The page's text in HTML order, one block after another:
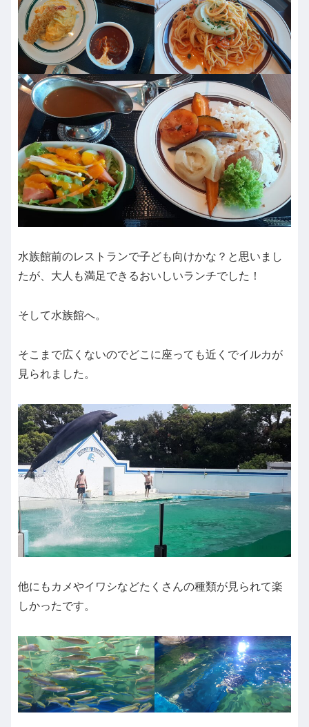
水族館前のレストランで子ども向けかな？と思いまし
たが、大人も満足できるおいしいランチでした！
そして水族館へ。
そこまで広くないのでどこに座っても近くでイルカが
見られました。
他にもカメやイワシなどたくさんの種類が見られて楽
しかったです。